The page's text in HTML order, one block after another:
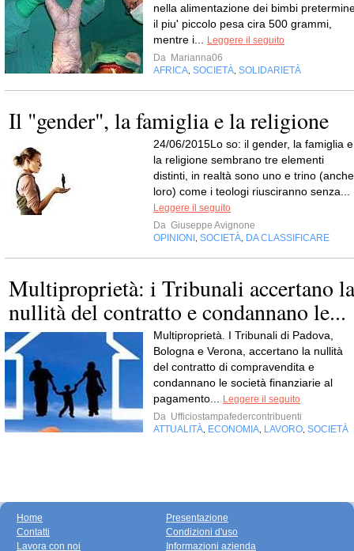
nella alimentazione dei bimbi
il piu' piccolo pesa cira 500 grammi,
mentre i...
Leggere il seguito
Da Marianna06
AFRICA SOCIETÀ SOLIDARIETÀ
Il "gender", la famiglia e la religione
24/06/2015Lo so: il gender, la famiglia e
la religione sembrano tre elementi
distinti, in realtà sono uno e trino (anche
loro) come i teologi riusciranno senza...
Leggere il seguito
Da Giuseppe Avignone
OPINIONI
SOCIETÀ DA CLASSIFICARE
Multiproprietà: i Tribunali accertano la
nullità del contratto e condannano le...
Multiproprietà. I Tribunali di Padova,
Bologna e Verona, accertano la nullità
del contratto di compravendita e
condannano le società finanziarie al
pagamento...
Leggere il seguito
Da Ufficiostampafedercontribuenti
ATTUALITÀ ECONOMIA LAVORO SOCIETÀ
Home
Contatti
Lavora con noi
Presentazione
Condizioni d'uso
Informazioni azienda